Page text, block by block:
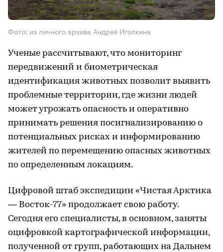
Фото: из личного архива Андрея Иголкина
Ученые рассчитывают, что мониторинг
передвижений и биометрическая
идентификация животных позволит выявить
проблемные территории, где жизни людей
может угрожать опасность и оперативно
принимать решения посигнализированию о
потенциальных рисках и информированию
жителей по перемещению опасных животных
по определенным локациям.
Цифровой штаб экспедиции «Чистая Арктика
— Восток-77» продолжает свою работу.
Сегодня его специалисты, в основном, заняты
оцифровкой картографической информации,
полученной от групп, работающих на Дальнем